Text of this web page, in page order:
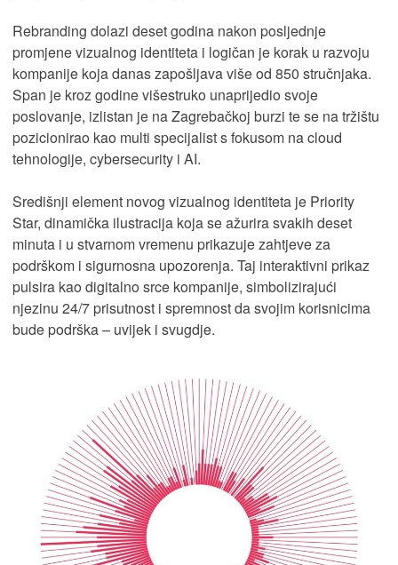
Rebranding dolazi deset godina nakon posljednje
promjene vizualnog identiteta i logičan je korak u razvoju
kompanije koja danas zapošljava više od 850 stručnjaka.
Span je kroz godine višestruko unaprijedio svoje
poslovanje, izlistan je na Zagrebačkoj burzi te se na tržištu
pozicionirao kao multi specijalist s fokusom na cloud
tehnologije, cybersecurity i AI.
Središnji element novog vizualnog identiteta je Priority
Star, dinamička ilustracija koja se ažurira svakih deset
minuta i u stvarnom vremenu prikazuje zahtjeve za
podrškom i sigurnosna upozorenja. Taj interaktivni prikaz
pulsira kao digitalno srce kompanije, simbolizirajući
njezinu 24/7 prisutnost i spremnost da svojim korisnicima
bude podrška – uvijek i svugdje.